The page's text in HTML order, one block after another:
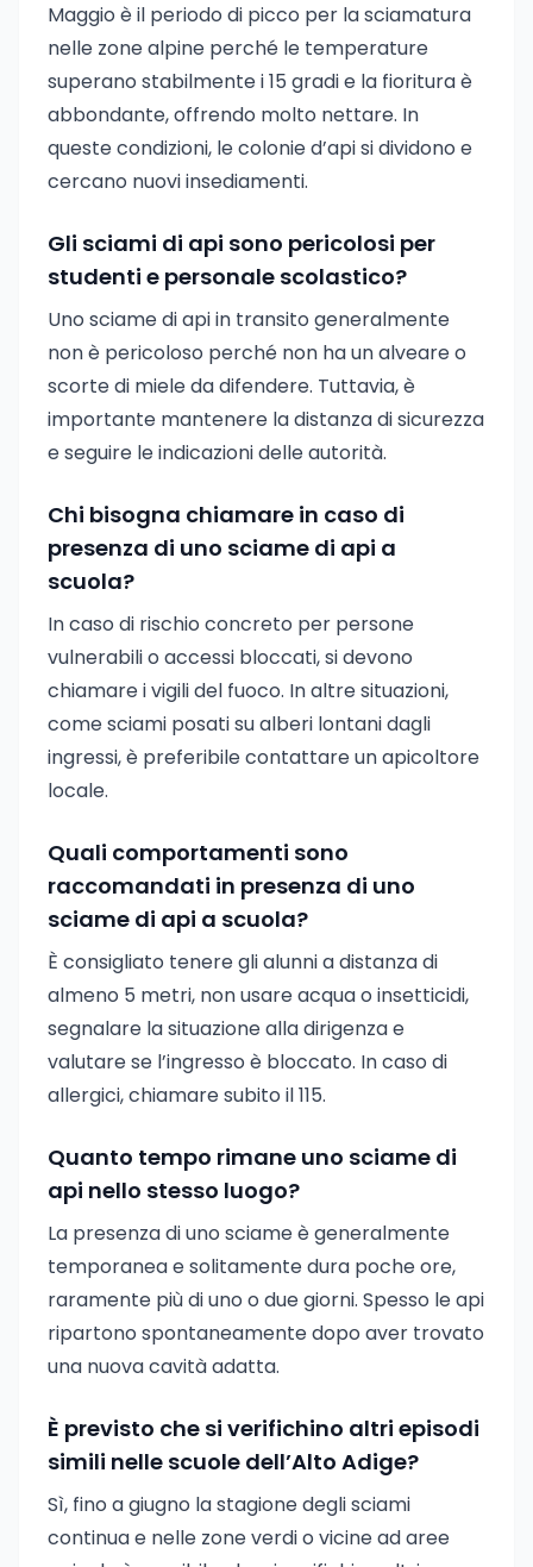
Maggio è il periodo di picco per la sciamatura
nelle zone alpine perché le temperature
superano stabilmente i 15 gradi e la fioritura è
abbondante, offrendo molto nettare. In
queste condizioni, le colonie d’api si dividono e
cercano nuovi insediamenti.
Gli sciami di api sono pericolosi per
studenti e personale scolastico?
Uno sciame di api in transito generalmente
non è pericoloso perché non ha un alveare o
scorte di miele da difendere. Tuttavia, è
importante mantenere la distanza di sicurezza
e seguire le indicazioni delle autorità.
Chi bisogna chiamare in caso di
presenza di uno sciame di api a
scuola?
In caso di rischio concreto per persone
vulnerabili o accessi bloccati, si devono
chiamare i vigili del fuoco. In altre situazioni,
come sciami posati su alberi lontani dagli
ingressi, è preferibile contattare un apicoltore
locale.
Quali comportamenti sono
raccomandati in presenza di uno
sciame di api a scuola?
È consigliato tenere gli alunni a distanza di
almeno 5 metri, non usare acqua o insetticidi,
segnalare la situazione alla dirigenza e
valutare se l’ingresso è bloccato. In caso di
allergici, chiamare subito il 115.
Quanto tempo rimane uno sciame di
api nello stesso luogo?
La presenza di uno sciame è generalmente
temporanea e solitamente dura poche ore,
raramente più di uno o due giorni. Spesso le api
ripartono spontaneamente dopo aver trovato
una nuova cavità adatta.
È previsto che si verifichino altri episodi
simili nelle scuole dell’Alto Adige?
Sì, fino a giugno la stagione degli sciami
continua e nelle zone verdi o vicine ad aree